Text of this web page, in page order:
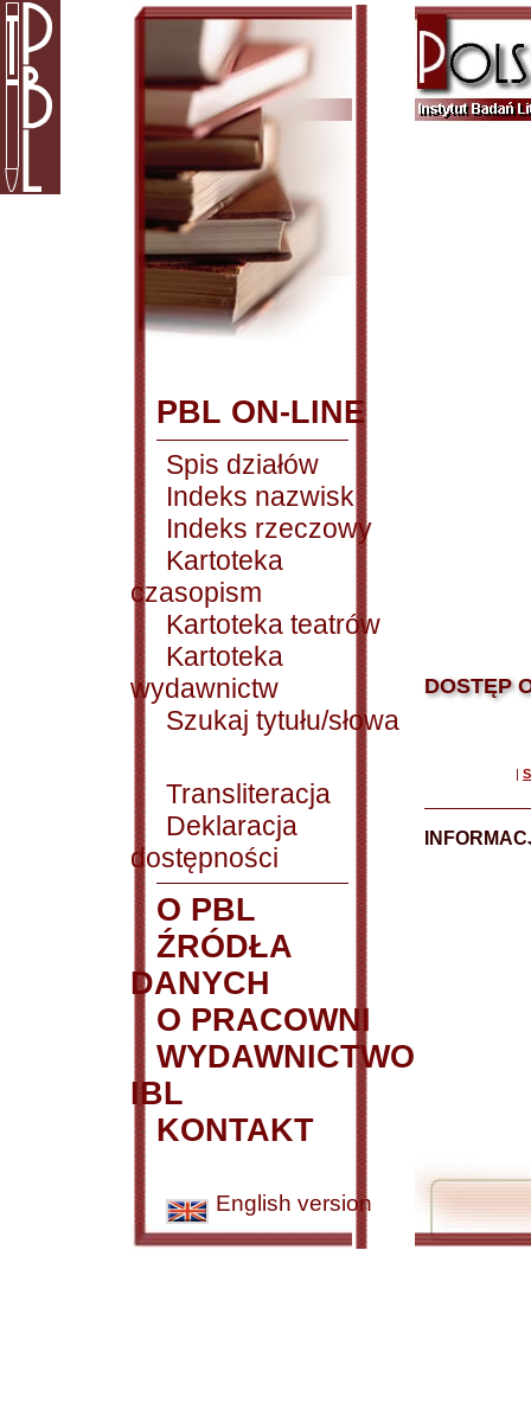
PBL ON-LINE
Spis działów
Indeks nazwisk
Indeks rzeczowy
Kartoteka
czasopism
Kartoteka teatrów
Kartoteka
wydawnictw
Szukaj tytułu/słowa
Transliteracja
Deklaracja
dostępności
O PBL
ŹRÓDŁA
DANYCH
O PRACOWNI
WYDAWNICTWO
IBL
KONTAKT
English version
DOSTĘP
|